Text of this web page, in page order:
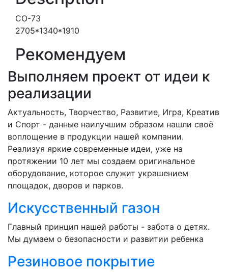
СО-73
2705*1340*1910
Рекомендуем
Выполняем проект от идеи к
реализации
Актуальность, Творчество, Развитие, Игра, Креатив
и Спорт - данные наилучшим образом нашли своё
воплощение в продукции нашей компании.
Реализуя яркие современные идеи, уже на
протяжении 10 лет мы создаем оригинальное
оборудование, которое служит украшением
площадок, дворов и парков.
Искусственный газон
Главный принцип нашей работы - забота о детях.
Мы думаем о безопасности и развитии ребенка
Резиновое покрытие